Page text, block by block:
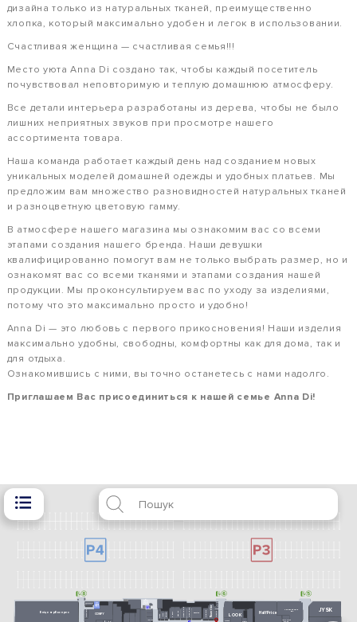
дизайна только из натуральных тканей, преимущественно
хлопка, который максимально удобен и легок в использовании.
Счастливая женщина — счастливая семья!!!
Место уюта Anna Di создано так, чтобы каждый посетитель
почувствовал неповторимую и теплую домашнюю атмосферу.
Все детали интерьера разработаны из дерева, чтобы не было
лишних неприятных звуков при просмотре нашего
ассортимента товара.
Наша команда работает каждый день над созданием новых
уникальных моделей домашней одежды и удобных платьев. Мы
предложим вам множество разновидностей натуральных тканей
и разноцветную цветовую гамму.
В атмосфере нашего магазина мы ознакомим вас со всеми
этапами создания нашего бренда. Наши девушки
квалифицированно помогут вам не только выбрать размер, но и
ознакомят вас со всеми тканями и этапами создания нашей
продукции. Мы проконсультируем вас по уходу за изделиями,
потому что это максимально просто и удобно!
Anna Di — это любовь с первого прикосновения! Наши изделия
максимально удобны, свободны, комфортны как для дома, так и
для отдыха.
Ознакомившись с ними, вы точно останетесь с нами надолго.
Приглашаем Вас присоединиться к нашей семье Anna Di!